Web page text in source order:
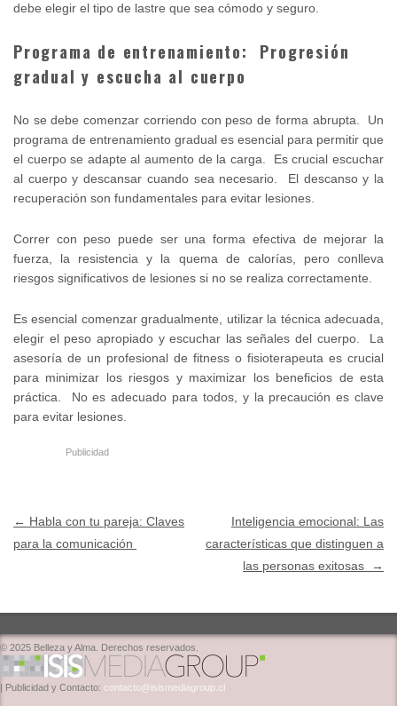
debe elegir el tipo de lastre que sea cómodo y seguro.
Programa de entrenamiento: Progresión
gradual y escucha al cuerpo
No se debe comenzar corriendo con peso de forma abrupta. Un
programa de entrenamiento gradual es esencial para permitir que
el cuerpo se adapte al aumento de la carga. Es crucial escuchar
al cuerpo y descansar cuando sea necesario. El descanso y la
recuperación son fundamentales para evitar lesiones.
Correr con peso puede ser una forma efectiva de mejorar la
fuerza, la resistencia y la quema de calorías, pero conlleva
riesgos significativos de lesiones si no se realiza correctamente.
Es esencial comenzar gradualmente, utilizar la técnica adecuada,
elegir el peso apropiado y escuchar las señales del cuerpo. La
asesoría de un profesional de fitness o fisioterapeuta es crucial
para minimizar los riesgos y maximizar los beneficios de esta
práctica. No es adecuado para todos, y la precaución es clave
para evitar lesiones.
Publicidad
Post navigation
← Habla con tu pareja: Claves
para la comunicación
Inteligencia emocional: Las
características que distinguen a
las personas exitosas
→
© 2025 Belleza y Alma. Derechos reservados.
| Publicidad y Contacto: contacto@isismediagroup.cl